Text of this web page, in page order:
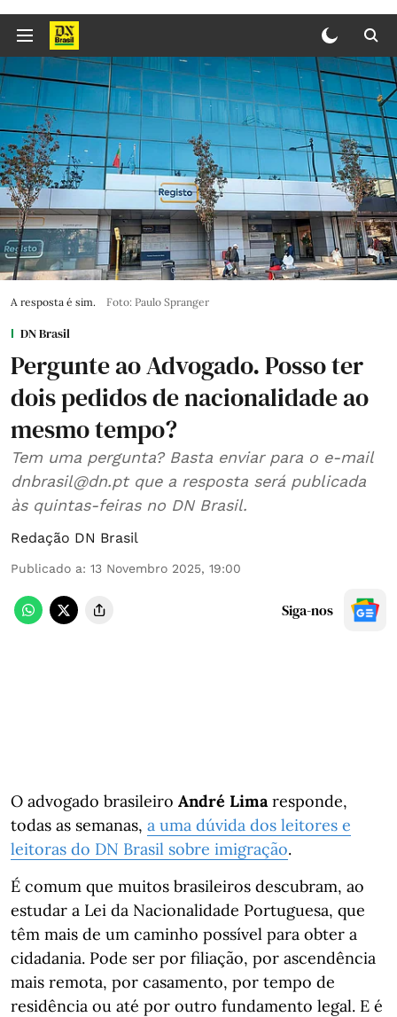
A resposta é sim. Foto: Paulo Spranger
DN Brasil
Pergunte ao Advogado. Posso ter
dois pedidos de nacionalidade ao
mesmo tempo?
Tem uma pergunta? Basta enviar para o e-mail
dnbrasil@dn.pt que a resposta será publicada
às quintas-feiras no DN Brasil.
Redação DN Brasil
Publicado a: 13 Novembro 2025, 19:00
Siga-nos
O advogado brasileiro André Limaresponde,
todas as semanas, a uma dúvida dos leitores e
leitoras do DN Brasil sobre imigração.
É comum que muitos brasileiros descubram, ao
estudar a Lei da Nacionalidade Portuguesa, que
têm mais de um caminho possível para obter a
cidadania. Pode ser por filiação, por ascendência
mais remota, por casamento, por tempo de
residência ou até por outro fundamento legal. E é